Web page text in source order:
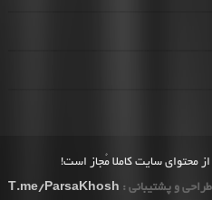
محتوای سایت کاملا مُجاز است!
طراحی و پشتیبانی : T.me/ParsaKhosh